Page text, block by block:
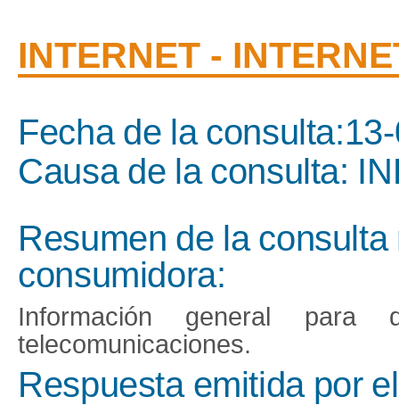
INTERNET -
Fecha de la
Causa de la consulta:
Resumen de la
consumidora:
Información general
telecomunicaciones.
Respuesta emitida por